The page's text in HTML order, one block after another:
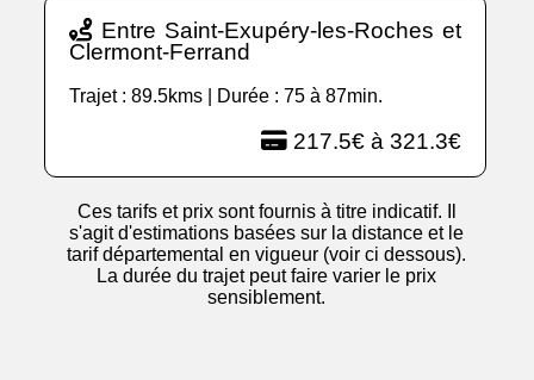
Entre Saint-Exupéry-les-Roches et
Clermont-Ferrand
Trajet : 89.5kms | Durée : 75 à 87min.
217.5€ à 321.3€
Ces tarifs et prix sont fournis à titre indicatif. Il
s'agit d'estimations basées sur la distance et le
tarif départemental en vigueur (voir ci dessous).
La durée du trajet peut faire varier le prix
sensiblement.